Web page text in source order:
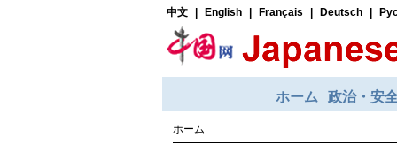
ホーム